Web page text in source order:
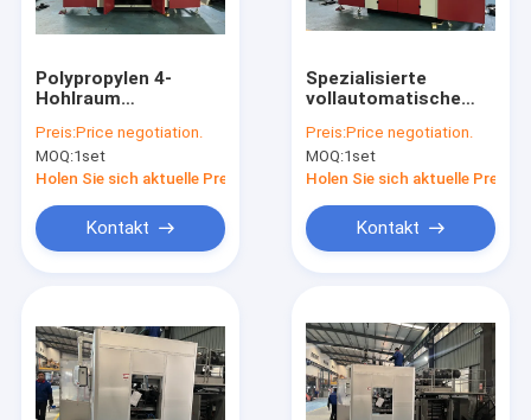
Produkte
Über uns
Polypropylen 4-
Hohlraum
Blasformmaschine
für die individuelle
Produktion
Preis:Price negotiation.
MOQ:1set
Holen Sie sich aktuelle Preis
Kontakt
Spezialisierte
vollautomatische
für die HDPE-LDPE-
PP-Produktion
Preis:Price negotiation.
MOQ:1set
Holen Sie sich aktuelle Preis
Kontakt